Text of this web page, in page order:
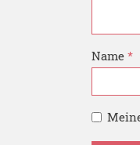
Name *